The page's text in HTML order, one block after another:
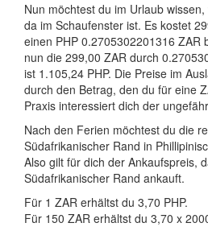
Nun möchtest du im Urlaub
da im Schaufenster ist. Es kostet
einen PHP 0.2705302201316 ZAR
nun die 299,00 ZAR durch
ist 1.105,24 PHP. Die Preise im
durch den Betrag, den du für eine
Praxis interessiert dich der
Nach den Ferien möchtest du die
Südafrikanischer Rand in
Also gilt für dich der Ankaufspreis,
Südafrikanischer Rand ankauft.
Für 1 ZAR erhältst du 3,70 PHP.
Für 150 ZAR erhältst du 3,70 x